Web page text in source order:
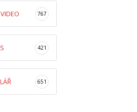
767
421
651